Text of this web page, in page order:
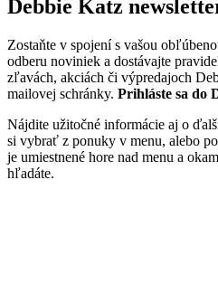
Debbie Katz
Zostaňte v spojení s vašou
odberu noviniek a dostávajte
zľavách, akciách či výpredajoch
mailovej schránky. Prihláste sa do
Nájdite užitočné informácie aj o
si vybrať z ponuky v menu, alebo
je umiestnené hore nad menu a
hľadáte.